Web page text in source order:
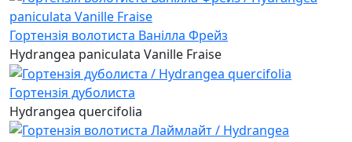
Гортензія волотиста Ванілла Фрейз
Hydrangea paniculata Vanille Fraise
Гортензія дуболиста
Hydrangea quercifolia